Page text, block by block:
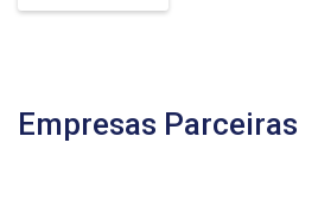
Empresas Parceiras